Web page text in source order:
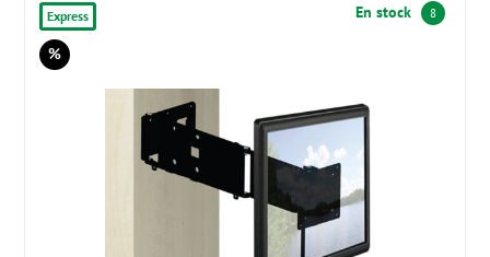
Express
Réduction
%
En stock 8